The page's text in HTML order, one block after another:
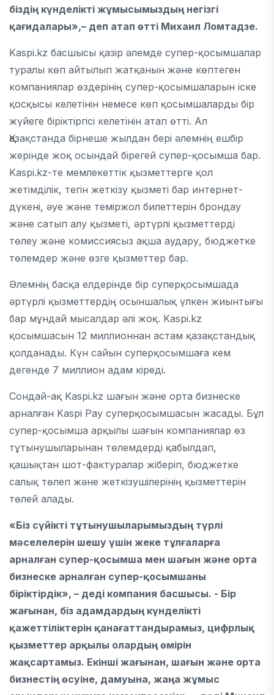
біздің күнделікті жұмысымыздың негізгі
қағидалары»,– деп атап өтті Михаил Ломтадзе.
Kaspi.kz басшысы қазір әлемде супер-қосымшалар
туралы көп айтылып жатқанын және көптеген
компаниялар өздерінің супер-қосымшаларын іске
қосқысы келетінін немесе көп қосымшаларды бір
жүйеге біріктіргісі келетінін атап өтті. Ал
Қазақстанда бірнеше жылдан бері әлемнің ешбір
жерінде жоқ осындай бірегей супер-қосымша бар.
Kaspi.kz-те мемлекеттік қызметтерге қол
жетімділік, тегін жеткізу қызметі бар интернет-
дүкені, әуе және теміржол билеттерін брондау
және сатып алу қызметі, әртүрлі қызметтерді
төлеу және комиссиясыз ақша аудару, бюджетке
төлемдер және өзге қызметтер бар.
Әлемнің басқа елдерінде бір суперқосымшада
әртүрлі қызметтердің осыншалық үлкен жиынтығы
бар мұндай мысалдар әлі жоқ. Kaspi.kz
қосымшасын 12 миллионнан астам қазақстандық
қолданады. Күн сайын суперқосымшаға кем
дегенде 7 миллион адам кіреді.
Сондай-ақ Kaspi.kz шағын және орта бизнеске
арналған Kaspi Pay суперқосымшасын жасады. Бұл
супер-қосымша арқылы шағын компаниялар өз
тұтынушыларынан төлемдерді қабылдап,
қашықтан шот-фактуралар жіберіп, бюджетке
салық төлеп және жеткізушілерінің қызметтерін
төлей алады.
«Біз сүйікті тұтынушыларымыздың түрлі
мәселелерін шешу үшін жеке тұлғаларға
арналған супер-қосымша мен шағын және орта
бизнеске арналған супер-қосымшаны
біріктірдік», – деді компания басшысы. - Бір
жағынан, біз адамдардың күнделікті
қажеттіліктерін қанағаттандырамыз, цифрлық
қызметтер арқылы олардың өмірін
жақсартамыз. Екінші жағынан, шағын және орта
бизнестің өсуіне, дамуына, жаңа жұмыс